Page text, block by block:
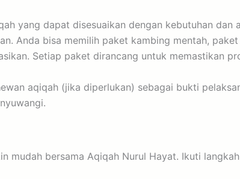
yang dapat disesuaikan dengan kebutuhan
Anda bisa memilih paket kambing mentah,
Setiap paket dirancang untuk memastikan
aqiqah (jika diperlukan) sebagai bukti
mudah bersama Aqiqah Nurul Hayat. Ikuti